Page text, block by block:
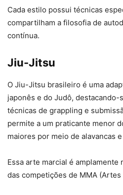
Cada estilo possui técnicas
compartilham a filosofia de
contínua.
Jiu-Jitsu
O Jiu-Jitsu brasileiro é uma
japonês e do Judô, destacando-
técnicas de grappling e
permite a um praticante menor
maiores por meio de alavancas
Essa arte marcial é amplamente
das competições de MMA